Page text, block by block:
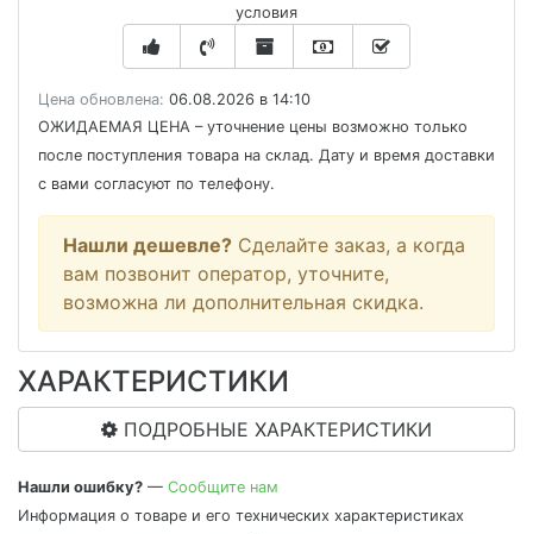
условия
Цена обновлена: 06.08.2026 в 14:10
ОЖИДАЕМАЯ ЦЕНА – уточнение цены возможно только
после поступления товара на склад. Дату и время доставки
с вами согласуют по телефону.
Нашли дешевле? Сделайте заказ, а когда
вам позвонит оператор, уточните,
возможна ли дополнительная скидка.
ХАРАКТЕРИСТИКИ
ПОДРОБНЫЕ ХАРАКТЕРИСТИКИ
Нашли ошибку? — Сообщите нам
Информация о товаре и его технических характеристиках